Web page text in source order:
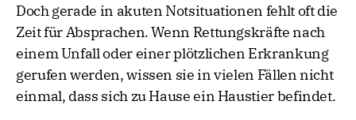
Doch gerade in akuten Notsituationen fehlt oft die
Zeit für Absprachen. Wenn Rettungskräfte nach
einem Unfall oder einer plötzlichen Erkrankung
gerufen werden, wissen sie in vielen Fällen nicht
einmal, dass sich zu Hause ein Haustier befindet.